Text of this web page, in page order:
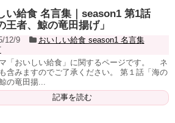
い給食 名言集｜season1 第1話
王者、鯨の竜田揚げ」
12/9
おいしい給食 season1 名言集
「おいしい給食」に関するページです。 ネ
含みますのでご了承ください。 第１話「海の
の竜田揚...
記事を読む